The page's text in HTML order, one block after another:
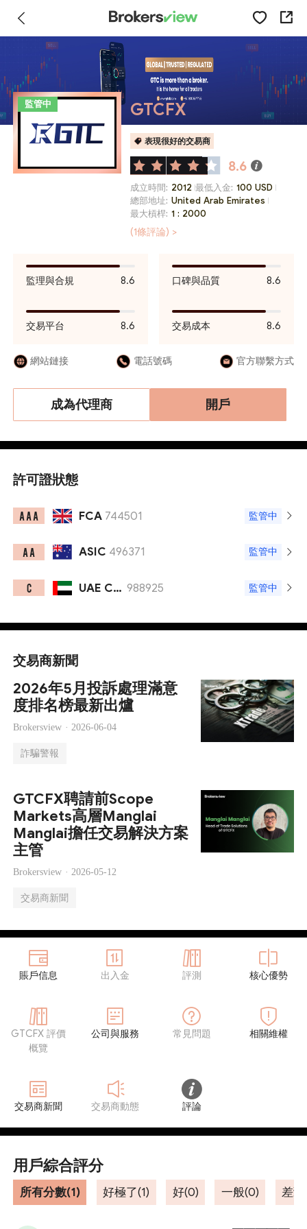
監管中 GTCFX
表現很好的交易商
8.6
成立時間: 2012 最低入金: 100 USD
總部地址: United Arab Emirates
最大槓桿: 1 : 2000
(1條評論) >
監理與合規 8.6 口碑與品質 8.6
交易平台 8.6 交易成本 8.6
網站鏈接 電話號碼 官方聯繫方式
成為代理商 開戶
許可證狀態
A A A FCA 744501 監管中
A A ASIC 496371 監管中
C UAE CMA 988925 監管中
交易商新聞
2026年5月投訴處理滿意
度排名榜最新出爐
Brokersview · 2026-06-04
詐騙警報
GTCFX聘請前Scope
Markets高層Manglai
Manglai擔任交易解決方案
主管
Brokersview · 2026-05-12
交易商新聞
賬戶信息 出入金 評測 核心優勢
GTCFX 評價
概覽
公司與服務 常見問題 相關維權
交易商新聞 交易商動態 評論
用戶綜合評分
所有分數(1) 好極了(1) 好(0) 一般(0) 差